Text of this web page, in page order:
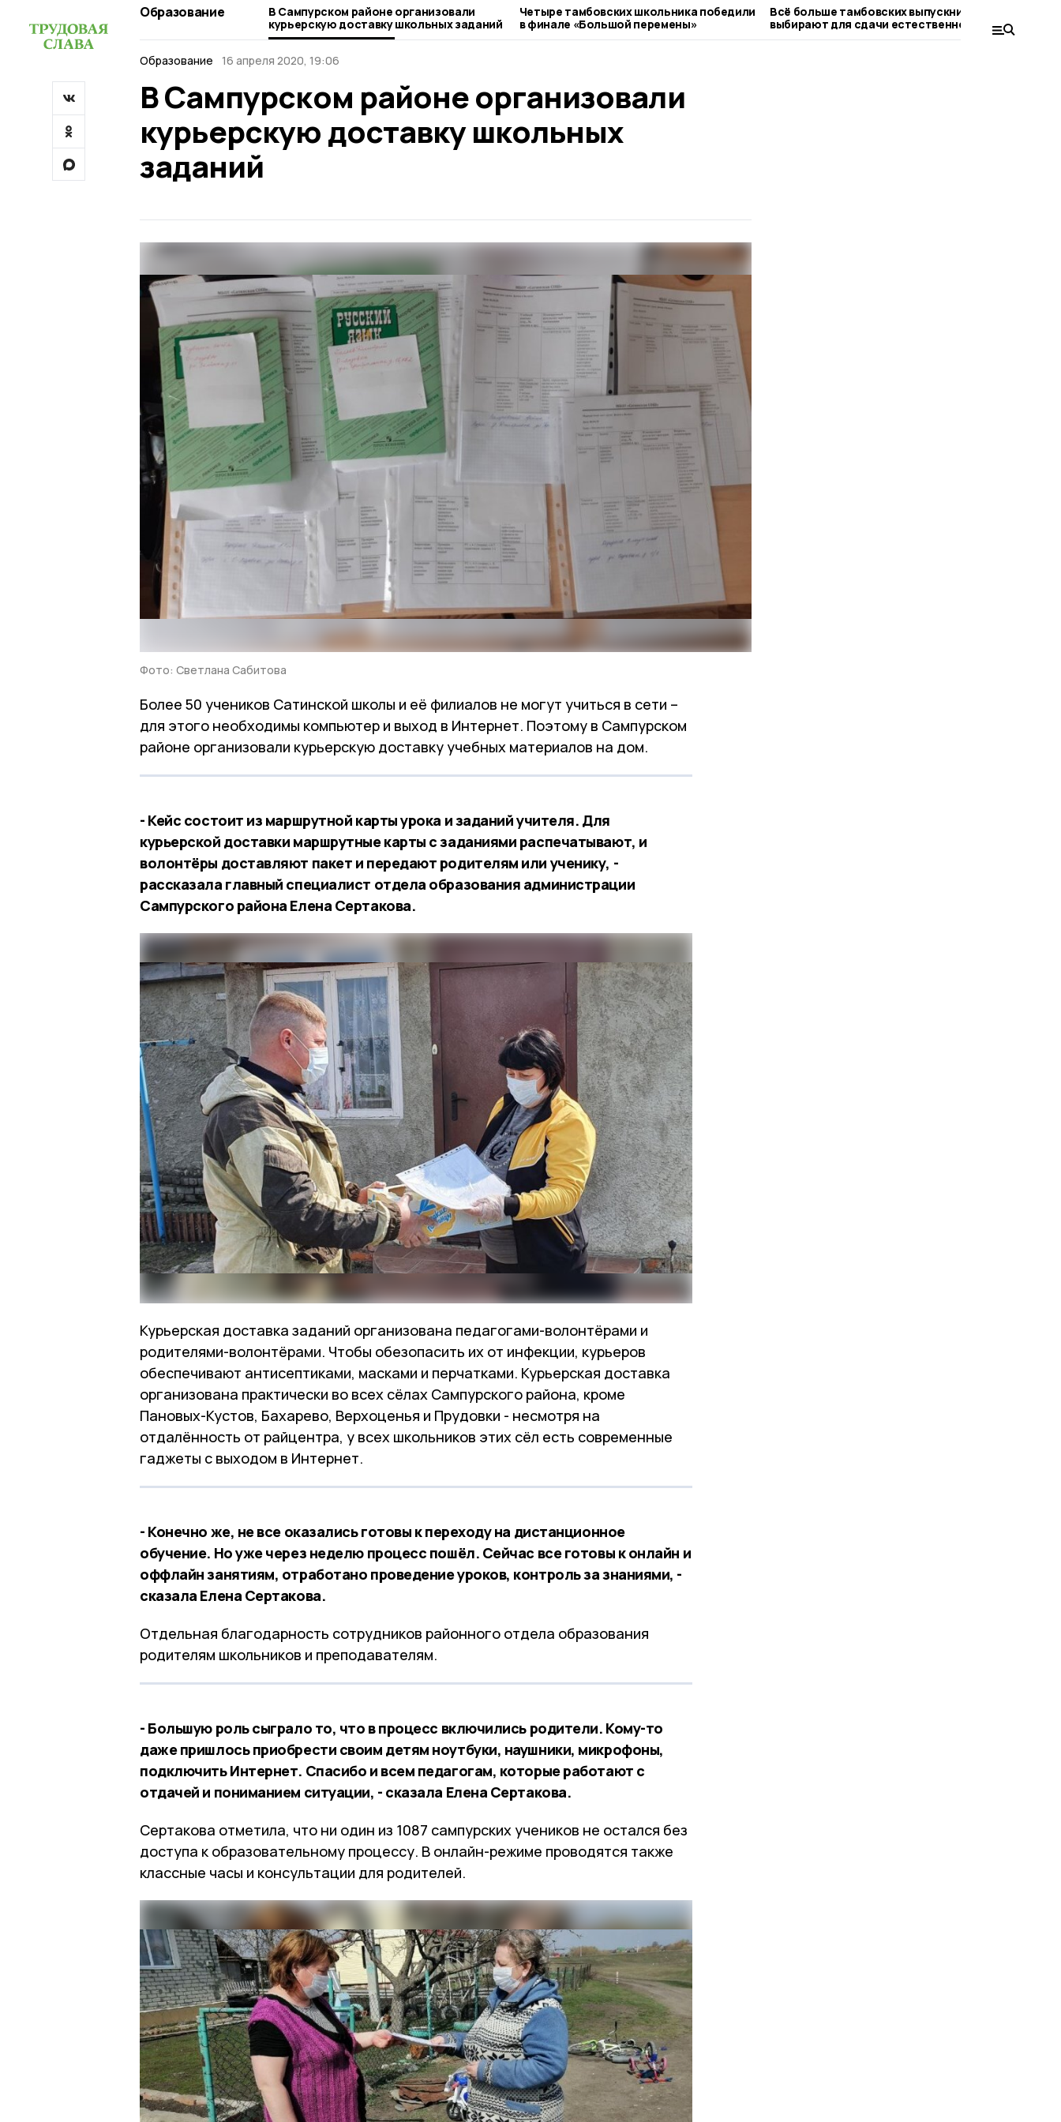
Образование
В Сампурском районе организовали
курьерскую доставку школьных заданий
Четыре тамбовских школьника победили
в финале «Большой перемены»
Всё больше тамбовских выпускников
выбирают для сдачи естественно-
научные дисциплины
Образование 16 апреля 2020, 19:06
В Сампурском районе организовали
курьерскую доставку школьных
заданий
Фото: Светлана Сабитова
Более 50 учеников Сатинской школы и её филиалов не могут учиться в сети –
для этого необходимы компьютер и выход в Интернет. Поэтому в Сампурском
районе организовали курьерскую доставку учебных материалов на дом.
- Кейс состоит из маршрутной карты урока и заданий учителя. Для
курьерской доставки маршрутные карты с заданиями распечатывают, и
волонтёры доставляют пакет и передают родителям или ученику, -
рассказала главный специалист отдела образования администрации
Сампурского района Елена Сертакова.
Курьерская доставка заданий организована педагогами-волонтёрами и
родителями-волонтёрами. Чтобы обезопасить их от инфекции, курьеров
обеспечивают антисептиками, масками и перчатками. Курьерская доставка
организована практически во всех сёлах Сампурского района, кроме
Пановых-Кустов, Бахарево, Верхоценья и Прудовки - несмотря на
отдалённость от райцентра, у всех школьников этих сёл есть современные
гаджеты с выходом в Интернет.
- Конечно же, не все оказались готовы к переходу на дистанционное
обучение. Но уже через неделю процесс пошёл. Сейчас все готовы к онлайн и
оффлайн занятиям, отработано проведение уроков, контроль за знаниями, -
сказала Елена Сертакова.
Отдельная благодарность сотрудников районного отдела образования
родителям школьников и преподавателям.
- Большую роль сыграло то, что в процесс включились родители. Кому-то
даже пришлось приобрести своим детям ноутбуки, наушники, микрофоны,
подключить Интернет. Спасибо и всем педагогам, которые работают с
отдачей и пониманием ситуации, - сказала Елена Сертакова.
Сертакова отметила, что ни один из 1087 сампурских учеников не остался без
доступа к образовательному процессу. В онлайн-режиме проводятся также
классные часы и консультации для родителей.